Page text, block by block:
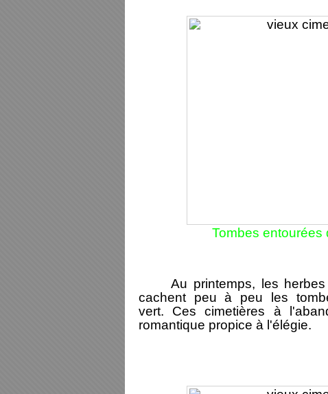
Tombes entourées
Au printemps, les herbes
cachent peu à peu les
vert. Ces cimetières à
romantique propice à l'élégie.